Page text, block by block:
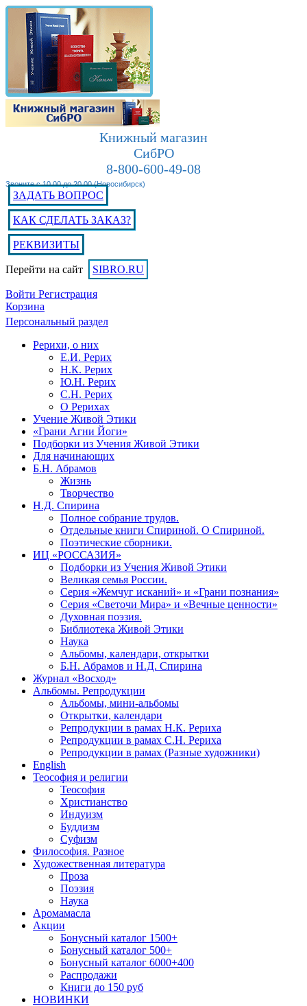
Книжный магазин
СибРО
8-800-600-49-08
Звоните с 10.00 до 20.00 (Новосибирск)
ЗАДАТЬ ВОПРОС
КАК СДЕЛАТЬ ЗАКАЗ?
РЕКВИЗИТЫ
Перейти на сайт SIBRO.RU
Войти Регистрация
Корзина
Персональный раздел
Рерихи, о них
Е.И. Рерих
Н.К. Рерих
Ю.Н. Рерих
С.Н. Рерих
О Рерихах
Учение Живой Этики
«Грани Агни Йоги»
Подборки из Учения Живой Этики
Для начинающих
Б.Н. Абрамов
Жизнь
Творчество
Н.Д. Спирина
Полное собрание трудов.
Отдельные книги Спириной. О Спириной.
Поэтические сборники.
ИЦ «РОССАЗИЯ»
Подборки из Учения Живой Этики
Великая семья России.
Серия «Жемчуг исканий» и «Грани познания»
Серия «Светочи Мира» и «Вечные ценности»
Духовная поэзия.
Библиотека Живой Этики
Наука
Альбомы, календари, открытки
Б.Н. Абрамов и Н.Д. Спирина
Журнал «Восход»
Альбомы. Репродукции
Альбомы, мини-альбомы
Открытки, календари
Репродукции в рамах Н.К. Рериха
Репродукции в рамах С.Н. Рериха
Репродукции в рамах (Разные художники)
English
Теософия и религии
Теософия
Христианство
Индуизм
Буддизм
Суфизм
Философия. Разное
Художественная литература
Проза
Поэзия
Наука
Аромамасла
Акции
Бонусный каталог 1500+
Бонусный каталог 500+
Бонусный каталог 6000+400
Распродажи
Книги до 150 руб
НОВИНКИ